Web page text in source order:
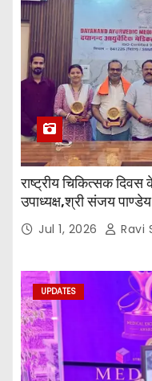
राष्ट्रीय चिकित्सक
उपाध्यक्ष,श्री संजय
जी तथा इनर व्हील क्लब
एवं उनकी टीम द्वारा
Jul 1, 2026 Ravi
UPDATES